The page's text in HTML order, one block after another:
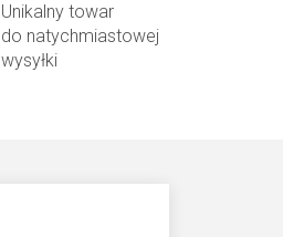
Unikalny towar
do natychmiastowej
wysyłki